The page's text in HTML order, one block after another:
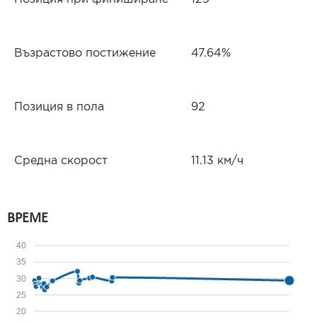
Възрастово постижение 47.64%
Позиция в пола 92
Средна скорост 11.13 км/ч
ВРЕМЕ
20
25
30
35
40